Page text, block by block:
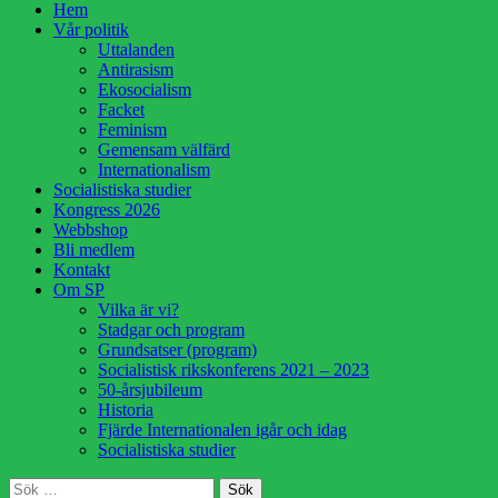
HoppaHem
Vår politik
Uttalanden
Antirasism
Ekosocialism
Facket
Feminism
Gemensam välfärd
Internationalism
Socialistiska studier
Kongress 2026
Webbshop
Bli medlem
Kontakt
Om SP
Vilka är vi?
Stadgar och program
Grundsatser (program)
Socialistisk rikskonferens 2021 – 2023
50-årsjubileum
Historia
Fjärde Internationalen igår och idag
Socialistiska studier
Sök
Sök